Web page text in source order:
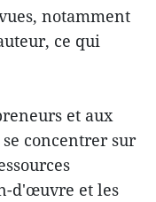
notamment
ce qui
et aux
concentrer sur
d'œuvre et les